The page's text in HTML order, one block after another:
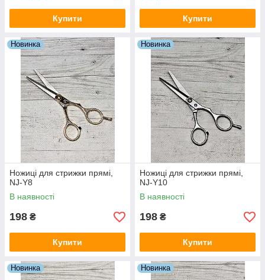
Купити Купити
Новинка
Ножиці для стрижки прямі,
NJ-Y8
В наявності
198 ₴
Купити
Новинка
Ножиці для стрижки прямі,
NJ-Y10
В наявності
198 ₴
Купити
Новинка Новинка